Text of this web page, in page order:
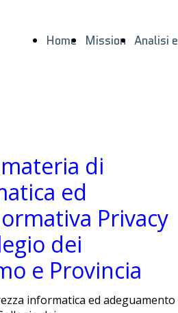
Home Mission Analisi e
di
ed
Privacy
dei
e Provincia
informatica ed adeguamento